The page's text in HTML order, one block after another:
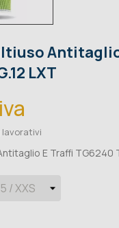
LXT
lavorativi
E Traffi TG6240